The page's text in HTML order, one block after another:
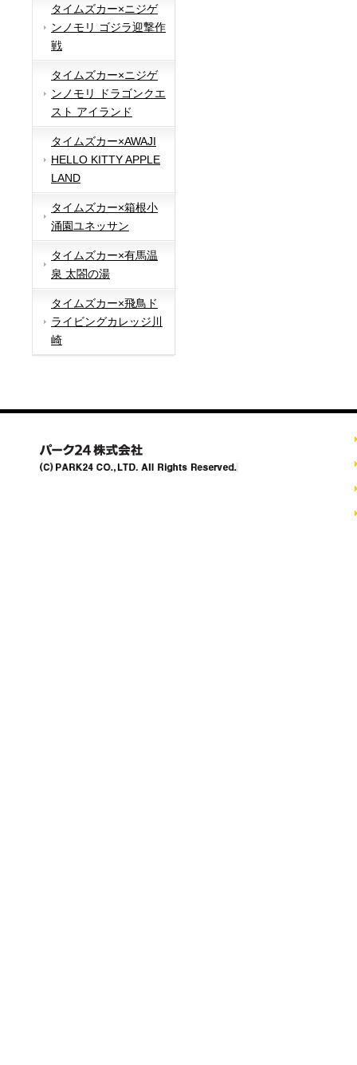
タイムズカー×ニジゲ
ンノモリ ゴジラ迎撃作
戦
タイムズカー×ニジゲ
ンノモリ ドラゴンクエ
スト アイランド
タイムズカー×AWAJI
HELLO KITTY APPLE
LAND
タイムズカー×箱根小
涌園ユネッサン
タイムズカー×有馬温
泉 太閤の湯
タイムズカー×飛鳥ド
ライビングカレッジ川
崎